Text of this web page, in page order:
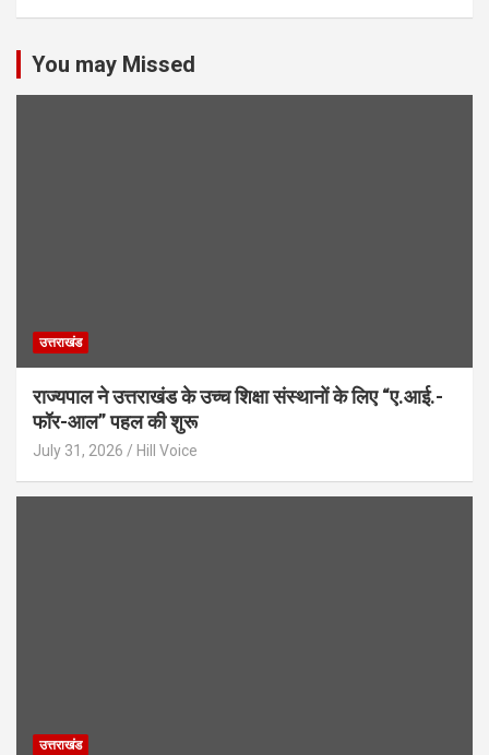
You may Missed
उत्तराखंड
राज्यपाल ने उत्तराखंड के उच्च शिक्षा संस्थानों के लिए “ए.आई.-
फॉर-आल” पहल की शुरू
July 31, 2026 Hill Voice
उत्तराखंड